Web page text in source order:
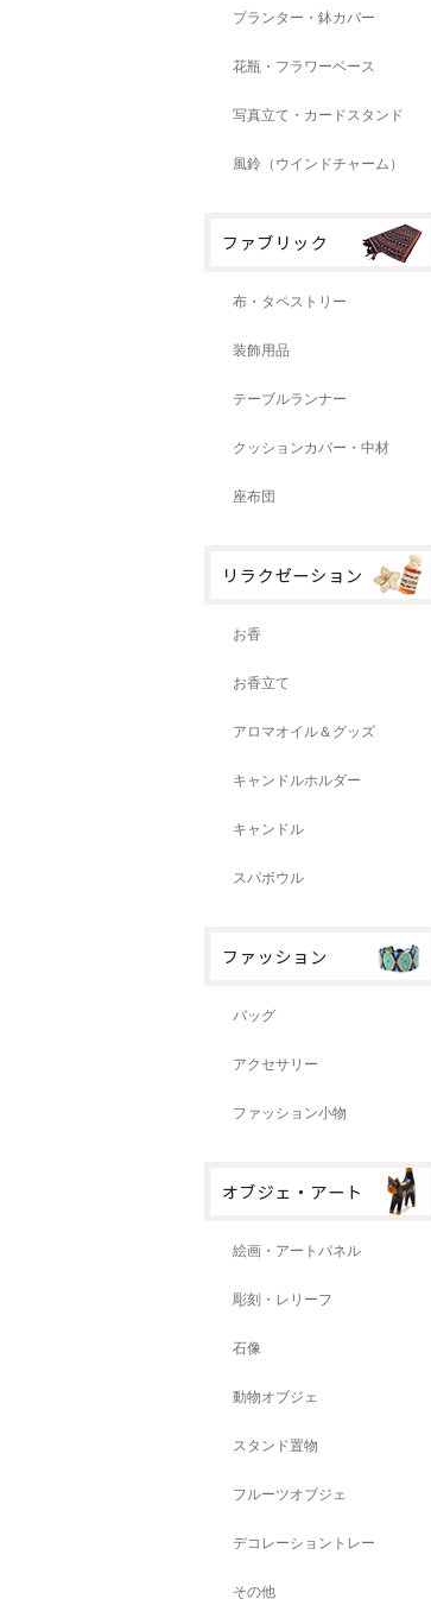
プランター・鉢カバー
花瓶・フラワーベース
写真立て・カードスタンド
風鈴（ウインドチャーム）
布・タペストリー
装飾用品
テーブルランナー
クッションカバー・中材
座布団
お香
お香立て
アロマオイル＆グッズ
キャンドルホルダー
キャンドル
スパボウル
バッグ
アクセサリー
ファッション小物
絵画・アートパネル
彫刻・レリーフ
石像
動物オブジェ
スタンド置物
フルーツオブジェ
デコレーショントレー
その他